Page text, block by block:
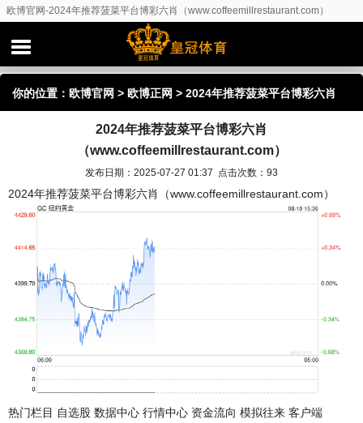
欧博官网-2024年推荐菠菜平台博彩六肖（www.coffeemillrestaurant.com）
你的位置： 欧博官网 > 欧博正网 > 2024年推荐菠菜平台博彩六肖
（www.coffeemillrestaurant.com）
2024年推荐菠菜平台博彩六肖
（www.coffeemillrestaurant.com）
发布日期：2025-07-27 01:37 点击次数：93
2024年推荐菠菜平台博彩六肖（www.coffeemillrestaurant.com）
热门栏目 自选股 数据中心 行情中心 资金流向 模拟往来 客户端